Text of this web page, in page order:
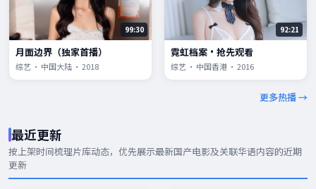
99:30
月面边界（独家首播）
综艺 · 中国大陆 · 2018
92:21
霓虹档案·抢先观看
综艺 · 中国香港 · 2016
更多热播 →
最近更新
按上架时间梳理片库动态，优先展示最新国产电影及关联华语内容的近期
更新